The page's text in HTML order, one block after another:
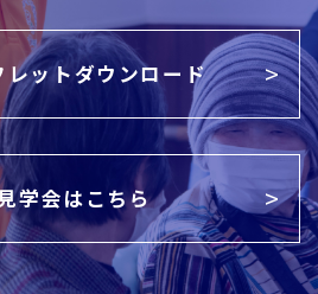
レットダウンロード
学会はこちら